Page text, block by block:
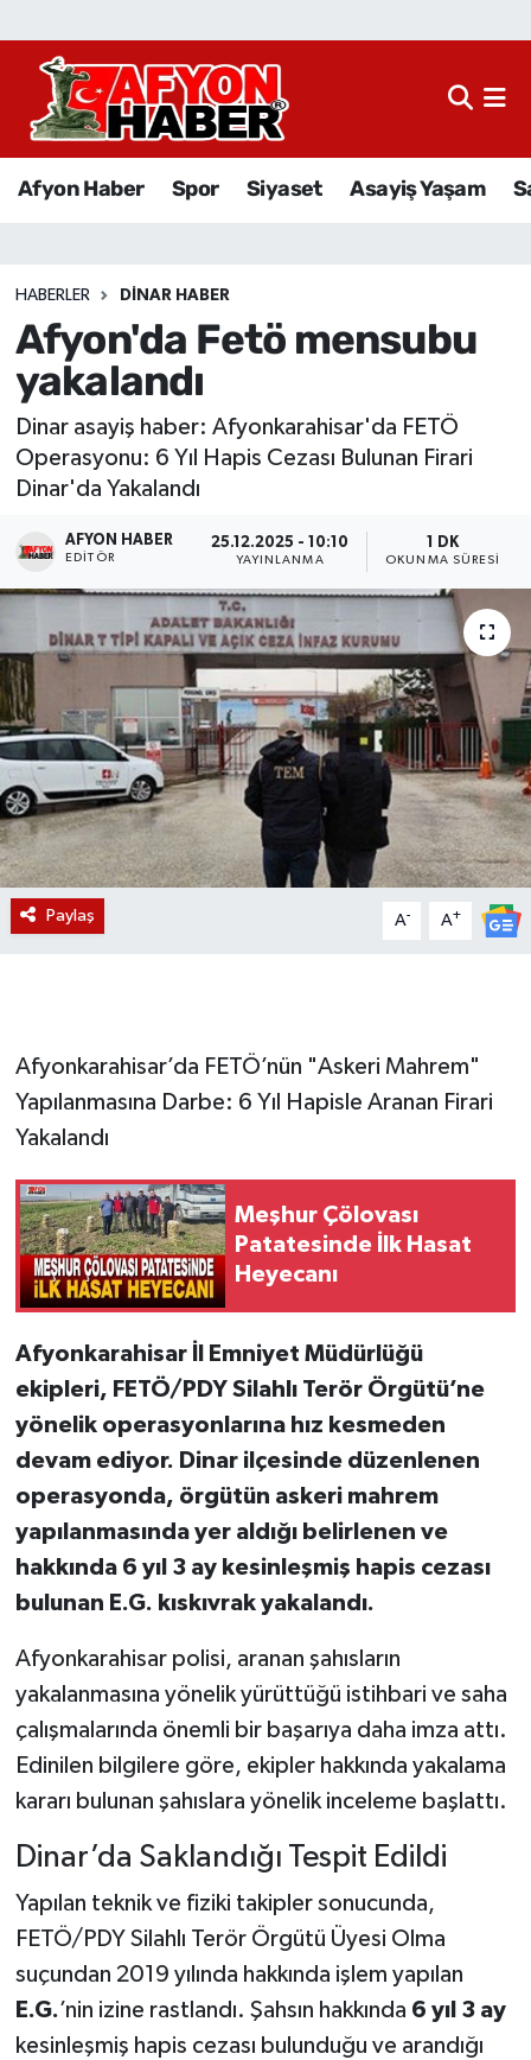
Afyon Haber Spor Siyaset Asayiş Yaşam
HABERLER DINAR HABER
Afyon'da Fetö mensubu
yakalandı
Dinar asayiş haber: Afyonkarahisar'da FETÖ
Operasyonu: 6 Yıl Hapis Cezası Bulunan Firari
Dinar'da Yakalandı
AFYON HABER
EDITÖR
25.12.2025 - 10:10
YAYINLANMA
1 DK
OKUNMA SÜRESI
Paylaş A- A+
Afyonkarahisar’da FETÖ’nün "Askeri Mahrem"
Yapılanmasına Darbe: 6 Yıl Hapisle Aranan Firari
Yakalandı
Meşhur Çölovası
Patatesinde İlk Hasat
Heyecanı
Afyonkarahisar İl Emniyet Müdürlüğü
ekipleri, FETÖ/PDY Silahlı Terör Örgütü’ne
yönelik operasyonlarına hız kesmeden
devam ediyor. Dinar ilçesinde düzenlenen
operasyonda, örgütün askeri mahrem
yapılanmasında yer aldığı belirlenen ve
hakkında 6 yıl 3 ay kesinleşmiş hapis cezası
bulunan E.G. kıskıvrak yakalandı.
Afyonkarahisar polisi, aranan şahısların
yakalanmasına yönelik yürüttüğü istihbari ve saha
çalışmalarında önemli bir başarıya daha imza attı.
Edinilen bilgilere göre, ekipler hakkında yakalama
kararı bulunan şahıslara yönelik inceleme başlattı.
Dinar’da Saklandığı Tespit Edildi
Yapılan teknik ve fiziki takipler sonucunda,
FETÖ/PDY Silahlı Terör Örgütü Üyesi Olma
suçundan 2019 yılında hakkında işlem yapılan
E.G.’nin izine rastlandı. Şahsın hakkında 6 yıl 3 ay
kesinleşmiş hapis cezası bulunduğu ve arandığı
Afyon Haber
Sağlık
Eğitim
Sivil Toplum
Etkinlikler